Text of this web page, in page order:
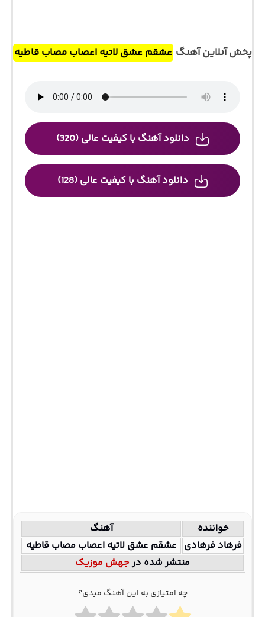
پخش آنلاین آهنگ عشقم عشق لاتیه اعصاب مصاب قاطیه
دانلود آهنگ با کیفیت عالی (320)
دانلود آهنگ با کیفیت عالی (128)
خواننده
آهنگ
فرهاد فرهادی عشقم عشق لاتیه اعصاب مصاب قاطیه
منتشر شده درجهش موزیک
چه امتیازی به این آهنگ میدی؟